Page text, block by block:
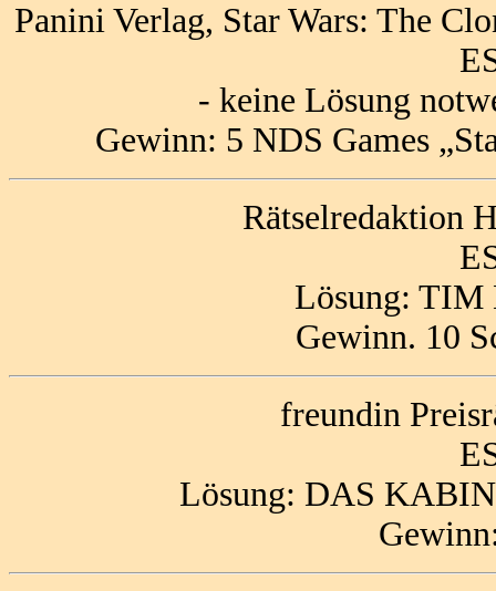
Panini Verlag, Star Wars: The
- keine Lösung
Gewinn: 5 NDS Games
Rätselredaktion
Lösung:
Gewinn. 10
freundin
Lösung: DAS